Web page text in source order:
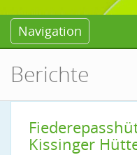
Navigation
Berichte
Kissinger